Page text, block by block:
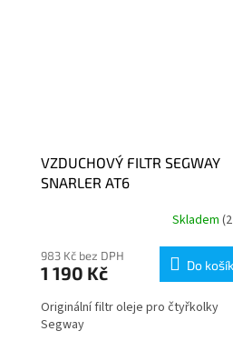
VZDUCHOVÝ FILTR SEGWAY
SNARLER AT6
Skladem
983 Kč bez DPH
1 190 Kč Do
Originální filtr oleje pro čtyřkolky
Segway